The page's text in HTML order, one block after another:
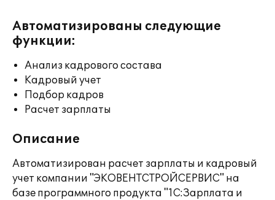
Автоматизированы следующие
функции:
Анализ кадрового состава
Кадровый учет
Подбор кадров
Расчет зарплаты
Описание
Автоматизирован расчет зарплаты и кадровый
учет компании "ЭКОВЕНТСТРОЙСЕРВИС" на
базе программного продукта "1С:Зарплата и